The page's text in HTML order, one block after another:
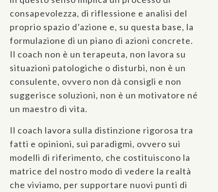
consapevolezza, di riflessione e analisi del
proprio spazio d’azione e, su questa base, la
formulazione di un piano di azioni concrete.
Il coach non è un terapeuta, non lavora su
situazioni patologiche o disturbi, non è un
consulente, ovvero non dà consigli e non
suggerisce soluzioni, non è un motivatore né
un maestro di vita.
Il coach lavora sulla distinzione rigorosa tra
fatti e opinioni, sui paradigmi, ovvero sui
modelli di riferimento, che costituiscono la
matrice del nostro modo di vedere la realtà
che viviamo, per supportare nuovi punti di